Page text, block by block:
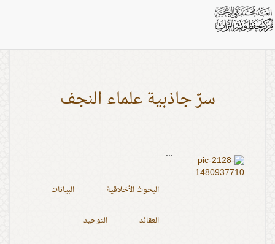
بطاقات: كراماة العلما
سرّ جاذبية علماء النجف
...
البحوث الأخلاقية البيانات
العقائد التوحيد